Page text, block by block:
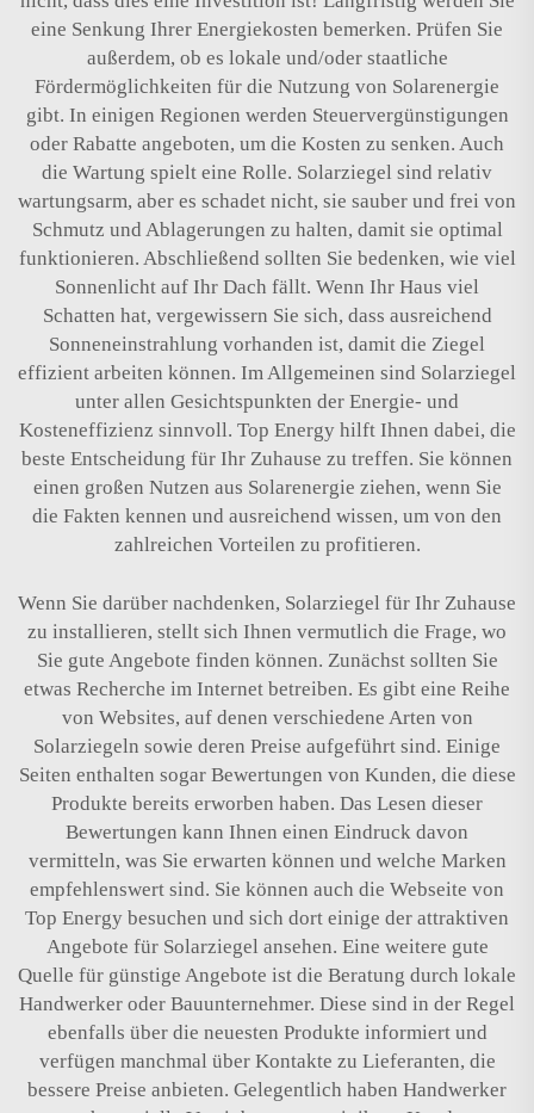
eine Senkung Ihrer Energiekosten bemerken. Prüfen Sie
außerdem, ob es lokale und/oder staatliche
Fördermöglichkeiten für die Nutzung von Solarenergie
gibt. In einigen Regionen werden Steuervergünstigungen
oder Rabatte angeboten, um die Kosten zu senken. Auch
die Wartung spielt eine Rolle. Solarziegel sind relativ
wartungsarm, aber es schadet nicht, sie sauber und frei von
Schmutz und Ablagerungen zu halten, damit sie optimal
funktionieren. Abschließend sollten Sie bedenken, wie viel
Sonnenlicht auf Ihr Dach fällt. Wenn Ihr Haus viel
Schatten hat, vergewissern Sie sich, dass ausreichend
Sonneneinstrahlung vorhanden ist, damit die Ziegel
effizient arbeiten können. Im Allgemeinen sind Solarziegel
unter allen Gesichtspunkten der Energie- und
Kosteneffizienz sinnvoll. Top Energy hilft Ihnen dabei, die
beste Entscheidung für Ihr Zuhause zu treffen. Sie können
einen großen Nutzen aus Solarenergie ziehen, wenn Sie
die Fakten kennen und ausreichend wissen, um von den
zahlreichen Vorteilen zu profitieren.
Wenn Sie darüber nachdenken, Solarziegel für Ihr Zuhause
zu installieren, stellt sich Ihnen vermutlich die Frage, wo
Sie gute Angebote finden können. Zunächst sollten Sie
etwas Recherche im Internet betreiben. Es gibt eine Reihe
von Websites, auf denen verschiedene Arten von
Solarziegeln sowie deren Preise aufgeführt sind. Einige
Seiten enthalten sogar Bewertungen von Kunden, die diese
Produkte bereits erworben haben. Das Lesen dieser
Bewertungen kann Ihnen einen Eindruck davon
vermitteln, was Sie erwarten können und welche Marken
empfehlenswert sind. Sie können auch die Webseite von
Top Energy besuchen und sich dort einige der attraktiven
Angebote für Solarziegel ansehen. Eine weitere gute
Quelle für günstige Angebote ist die Beratung durch lokale
Handwerker oder Bauunternehmer. Diese sind in der Regel
ebenfalls über die neuesten Produkte informiert und
verfügen manchmal über Kontakte zu Lieferanten, die
bessere Preise anbieten. Gelegentlich haben Handwerker